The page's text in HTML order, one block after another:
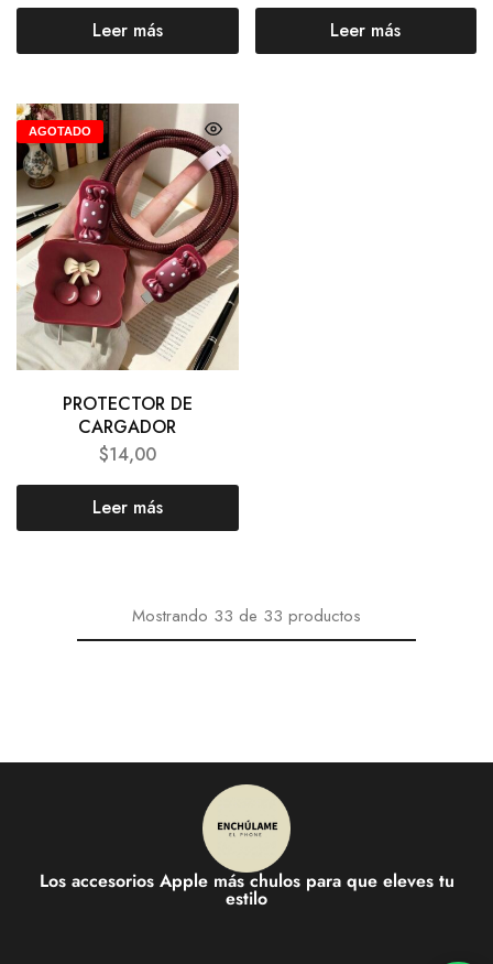
Leer más Leer más
AGOTADO
PROTECTOR DE
CARGADOR
$14,00
Leer más
Mostrando 33 de 33 productos
Los accesorios Apple más chulos para que eleves tu
estilo